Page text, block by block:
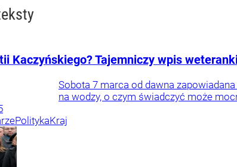
Kaczyńskiego? Tajemniczy wpis
Sobota 7 marca od dawna
na wodzy, o czym świadczyć może
PolitykaKraj